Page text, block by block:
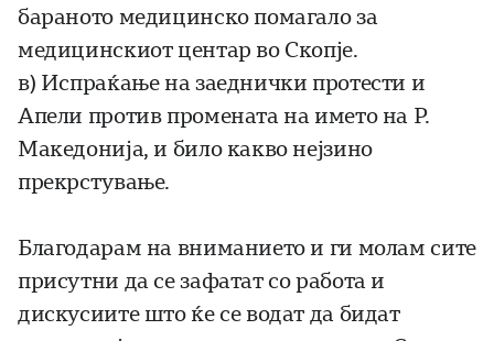
бараното медицинско помагало за
медицинскиот центар во Скопје.
в) Испраќање на заеднички протести и
Апели против промената на името на Р.
Македонија, и било какво нејзино
прекрстување.
Благодарам на вниманието и ги молам сите
присутни да се зафатат со работа и
дискусиите што ќе се водат да бидат